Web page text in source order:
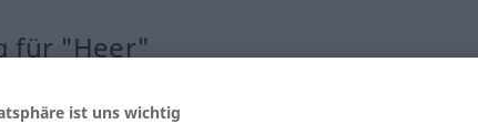
für "Heer"
ist uns wichtig